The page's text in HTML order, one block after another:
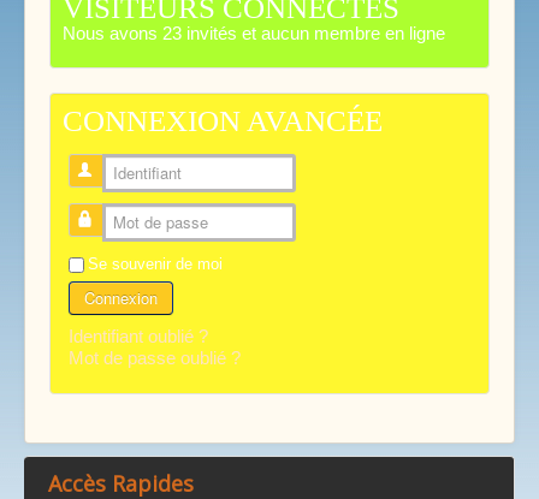
VISITEURS CONNECTÉS
Nous avons 23 invités et aucun membre en ligne
CONNEXION AVANCÉE
Identifiant
Mot de passe
Se souvenir de moi
Connexion
Identifiant oublié ?
Mot de passe oublié ?
Accès Rapides